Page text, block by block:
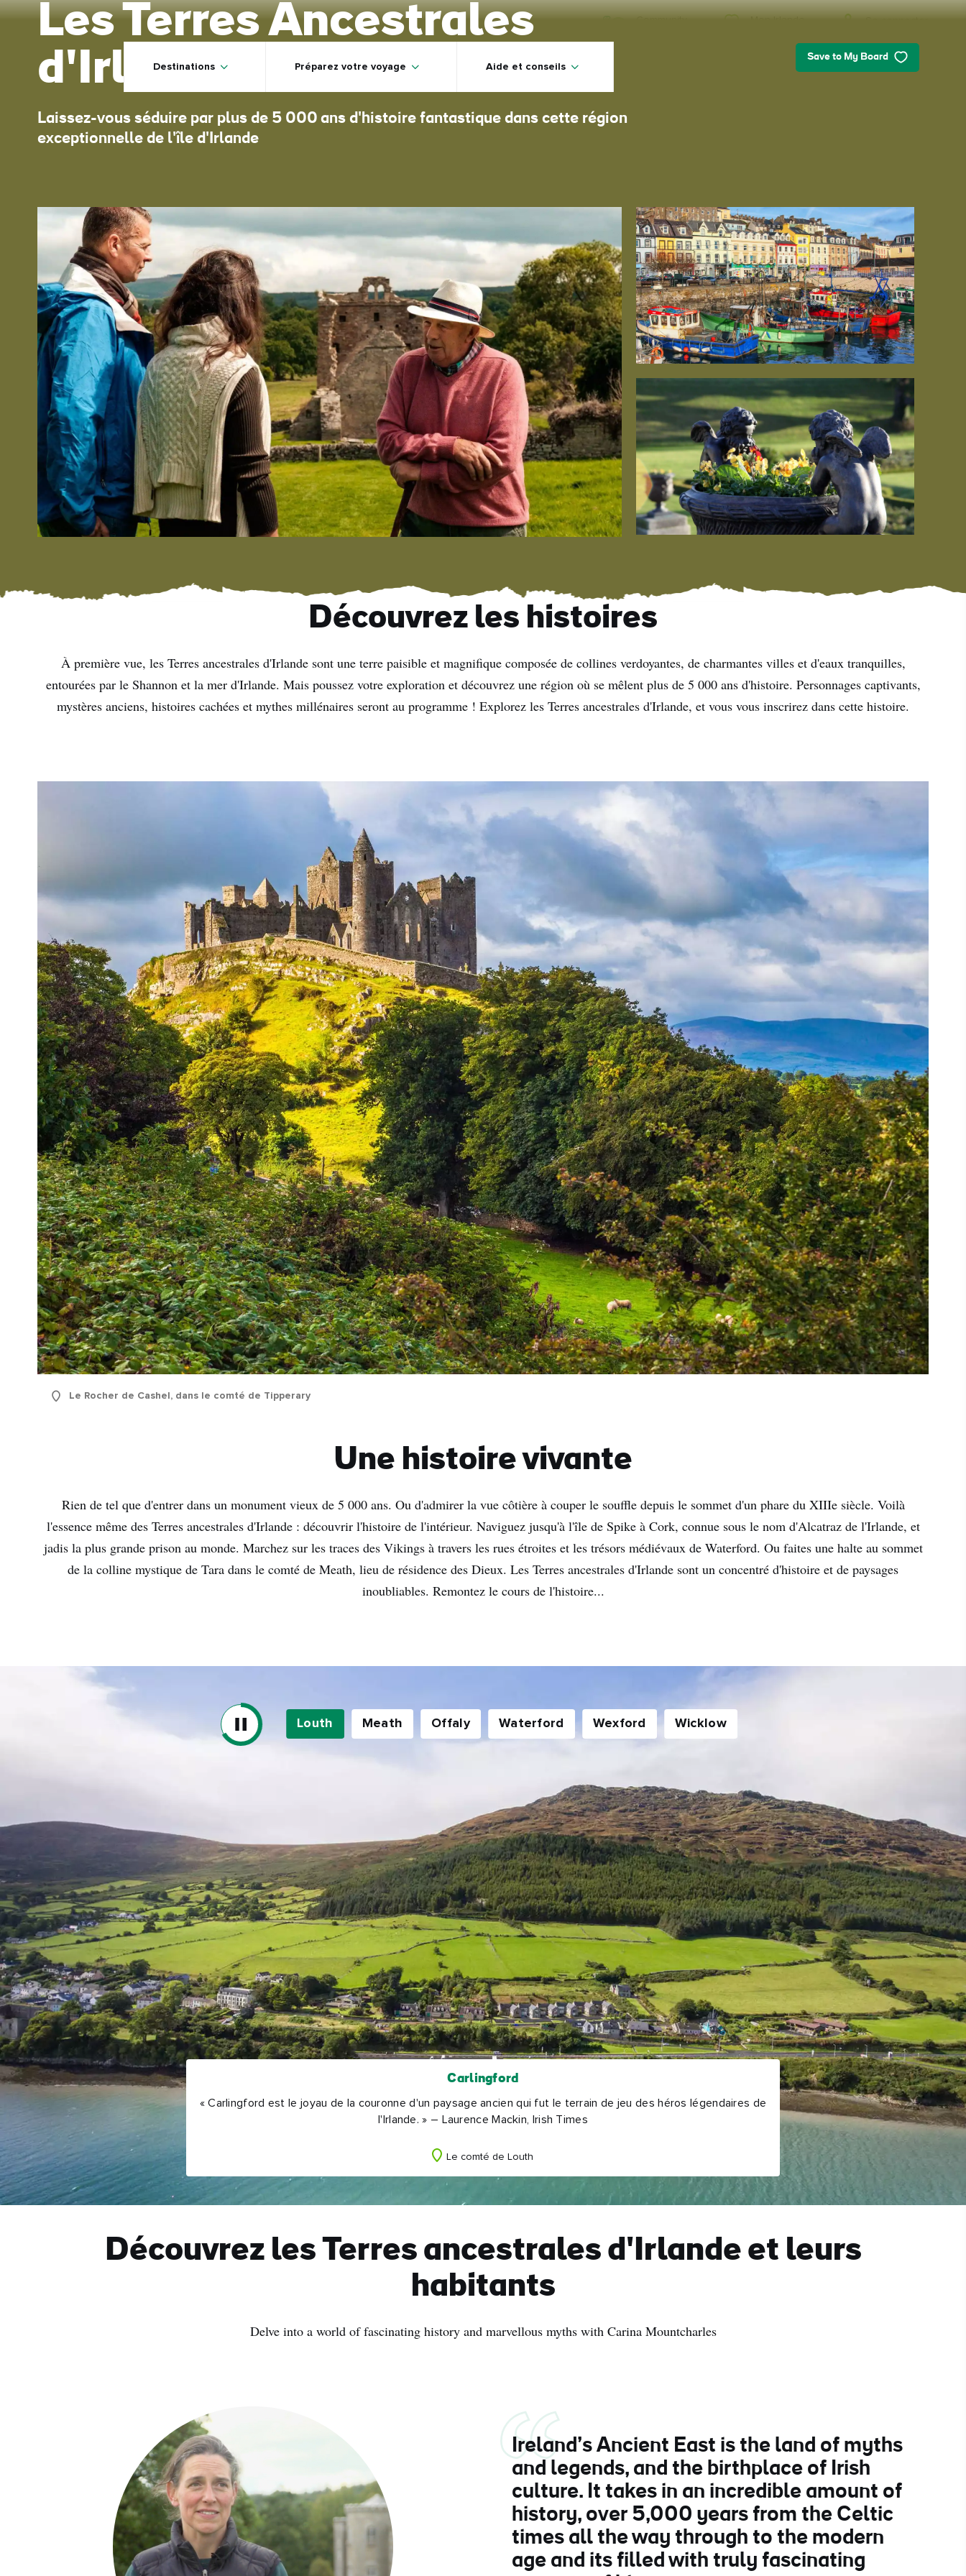
Skip to main content
Destinations Préparez votre voyage Aide et conseils
prévoyez un voyage ? Ou vous voulez
juste vous faire plaisir ? Nous allons
vous faire découvrir une Irlande qui
vous est tout particulièrement
destinée.
#Paysages
#CultureEtPatrimoine
#ActivitésDePleinAir
#SitesEmblématiques
Save to My Board
Les Terres Ancestrales
d'Irlande
Laissez-vous séduire par plus de 5 000 ans d'histoire fantastique dans cette région
exceptionnelle de l'île d'Irlande
First
Email
personnalisés basés sur mon utilisation du site Web du Tourisme
nos e-mails. Pour plus d'informations sur la manière dont nous traitons
vos données personnelles, consultez notrepolitique de
Je m'inscris
Découvrez les histoires
À première vue, les Terres ancestrales d'Irlande sont une terre paisible et magnifique composée de collines verdoyantes, de charmantes villes et d'eaux tranquilles,
entourées par le Shannon et la mer d'Irlande. Mais poussez votre exploration et découvrez une région où se mêlent plus de 5 000 ans d'histoire. Personnages captivants,
mystères anciens, histoires cachées et mythes millénaires seront au programme ! Explorez les Terres ancestrales d'Irlande, et vous vous inscrirez dans cette histoire.
Le Rocher de Cashel, dans le comté de Tipperary
Une histoire vivante
Rien de tel que d'entrer dans un monument vieux de 5 000 ans. Ou d'admirer la vue côtière à couper le souffle depuis le sommet d'un phare du XIIIe siècle. Voilà
l'essence même des Terres ancestrales d'Irlande : découvrir l'histoire de l'intérieur. Naviguez jusqu'à l'île de Spike à Cork, connue sous le nom d'Alcatraz de l'Irlande, et
jadis la plus grande prison au monde. Marchez sur les traces des Vikings à travers les rues étroites et les trésors médiévaux de Waterford. Ou faites une halte au sommet
de la colline mystique de Tara dans le comté de Meath, lieu de résidence des Dieux. Les Terres ancestrales d'Irlande sont un concentré d'histoire et de paysages
inoubliables. Remontez le cours de l'histoire...
Louth Meath Offaly Waterford Wexford Wicklow
Carlingford
« Carlingford est le joyau de la couronne d'un paysage ancien qui fut le terrain de jeu des héros légendaires de
l'Irlande. » – Laurence Mackin, Irish Times
Le comté de Louth
Découvrez les Terres ancestrales d'Irlande et leurs
habitants
Delve into a world of fascinating history and marvellous myths with Carina Mountcharles
Ireland’s Ancient East is the land of myths
and legends, and the birthplace of Irish
culture. It takes in an incredible amount of
history, over 5,000 years from the Celtic
times all the way through to the modern
age and its filled with truly fascinating